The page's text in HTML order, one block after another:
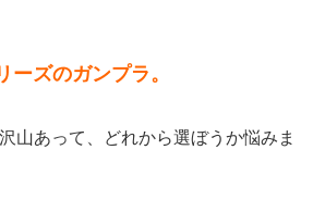
ーズのガンプラ。
山あって、どれから選ぼうか悩みま